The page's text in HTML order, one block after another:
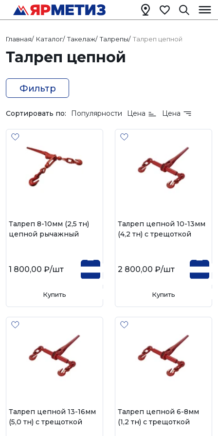
Главная/ Каталог/ Такелаж/ Талрепы/ Талреп цепной
Талреп цепной
Фильтр
Сортировать по: Популярности Цена Цена
Талреп 8-10мм (2,5 тн)
цепной рычажный
1 800,00 ₽/шт
Купить
Талреп цепной 10-13мм
(4,2 тн) с трещоткой
2 800,00 ₽/шт
Купить
Талреп цепной 13-16мм
(5,0 тн) с трещоткой
Талреп цепной 6-8мм
(1,2 тн) с трещоткой